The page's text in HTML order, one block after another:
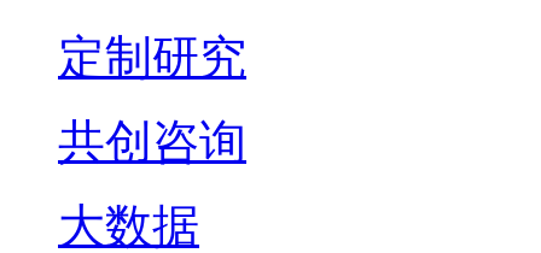
定制研究
共创咨询
大数据